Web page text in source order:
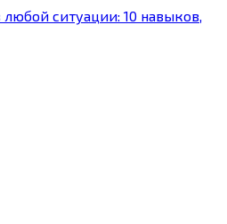
ситуации: 10 навыков,